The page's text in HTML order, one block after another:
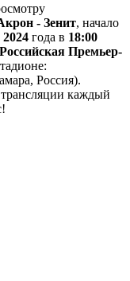
- Зенит, начало
года в 18:00
Премьер-
Россия).
каждый